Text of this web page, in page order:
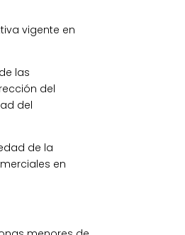
vigente en
las
del
del
de la
en